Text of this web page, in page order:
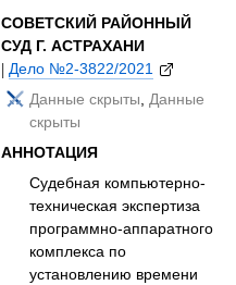
СОВЕТСКИЙ РАЙОННЫЙ
СУД Г. АСТРАХАНИ
| Дело №2-3822/2021
Данные скрыты Данные
скрыты
АННОТАЦИЯ
Судебная компьютерно-
техническая экспертиза
программно-аппаратного
комплекса по
установлению времени